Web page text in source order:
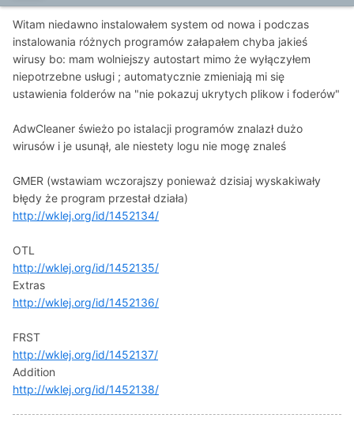
Witam niedawno instalowałem system od nowa i podczas
instalowania różnych programów załapałem chyba jakieś
wirusy bo: mam wolniejszy autostart mimo że wyłączyłem
niepotrzebne usługi ; automatycznie zmieniają mi się
ustawienia folderów na "nie pokazuj ukrytych plikow i foderów"
AdwCleaner świeżo po istalacji programów znalazł dużo
wirusów i je usunął, ale niestety logu nie mogę znaleś
GMER (wstawiam wczorajszy ponieważ dzisiaj wyskakiwały
błędy że program przestał działa)
http://wklej.org/id/1452134/
OTL
http://wklej.org/id/1452135/
Extras
http://wklej.org/id/1452136/
FRST
http://wklej.org/id/1452137/
Addition
http://wklej.org/id/1452138/